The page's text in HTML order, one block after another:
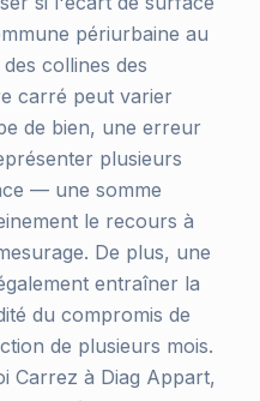
périurbaine au
collines des
carré peut varier
de bien, une erreur
plusieurs
— une somme
le recours à
De plus, une
entraîner la
du compromis de
de plusieurs mois.
Carrez à Diag Appart,